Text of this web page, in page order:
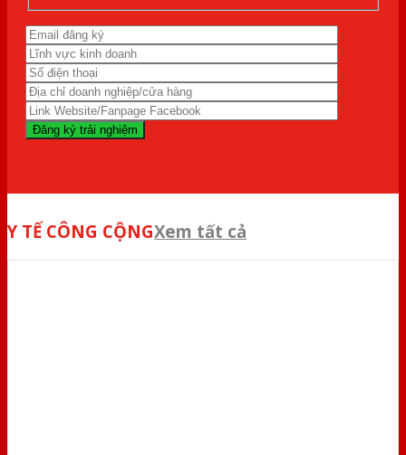
Y TẾ CÔNG CỘNGXem tất cả